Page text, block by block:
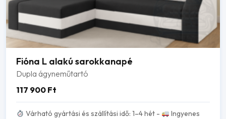
Fióna L alakú sarokkanapé
Dupla ágyneműtartó
117 900 Ft
Várható gyártási és szállítási idő: 1–4 hét -
Ingyenes